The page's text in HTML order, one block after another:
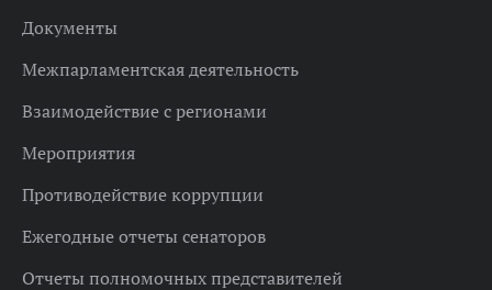
Документы
Межпарламентская деятельность
Взаимодействие с регионами
Мероприятия
Противодействие коррупции
Ежегодные отчеты сенаторов
Отчеты полномочных представителей